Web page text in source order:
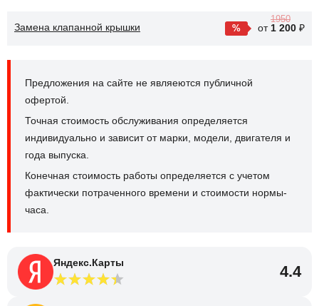
Замена клапанной крышки от
1950
1 200 ₽
Предложения на сайте не являеются публичной
офертой.
Точная стоимость обслуживания определяется
индивидуально и зависит от марки, модели, двигателя и
года выпуска.
Конечная стоимость работы определяется с учетом
фактически потраченного времени и стоимости нормы-
часа.
Яндекс.Карты 4.4